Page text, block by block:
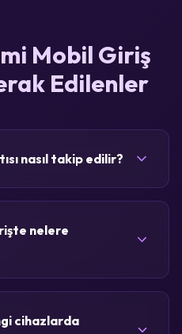
Mobil Giriş
Edilenler
nasıl takip edilir?
nelere
cihazlarda